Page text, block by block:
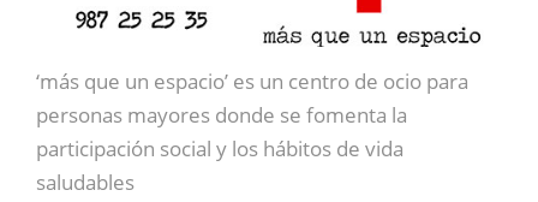
‘más que un espacio’ es un centro de ocio para
personas mayores donde se fomenta la
participación social y los hábitos de vida
saludables